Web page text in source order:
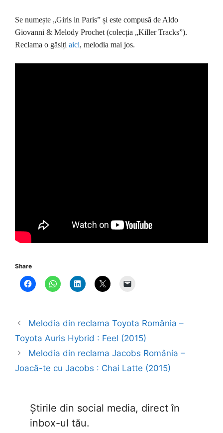
Se numește „Girls in Paris” și este compusă de Aldo
Giovanni & Melody Prochet (colecția „Killer Tracks”).
Reclama o găsiți aici, melodia mai jos.
Share
Melodia din reclama Toyota România –
Toyota Auris Hybrid : Feel (2015)
Melodia din reclama Jacobs România –
Joacă-te cu Jacobs : Chai Latte (2015)
Știrile din social media, direct în
inbox-ul tău.